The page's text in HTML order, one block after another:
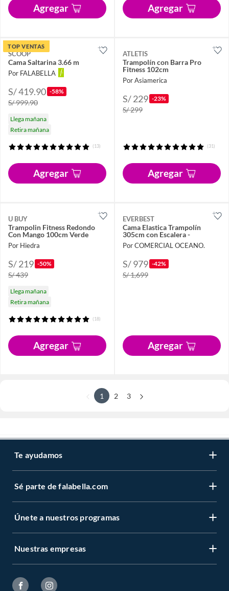
Agregar Agregar
TOP VENTAS
SCOOP
Cama Saltarina 3.66 m
Por FALABELLA
S/ 419.90 -58%
S/ 999.90
Llega mañana
Retira mañana
(13)
Agregar
ATLETIS
Trampolín con Barra Pro
Fitness 102cm
Por Asiamerica
S/ 229 -23%
S/ 299
(31)
Agregar
U BUY
Trampolin Fitness Redondo
Con Mango 100cm Verde
Por Hiedra
S/ 219 -50%
S/ 439
Llega mañana
Retira mañana
(18)
Agregar
EVERBEST
Cama Elastica Trampolín
305cm con Escalera -
Por COMERCIAL OCEANO.
S/ 979 -42%
S/ 1,699
Agregar
1 2 3
Te ayudamos
Sé parte de falabella.com
Únete a nuestros programas
Nuestras empresas